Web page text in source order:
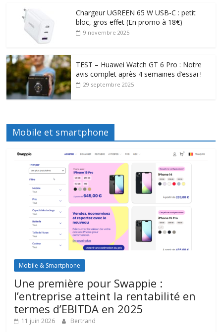
Chargeur UGREEN 65 W USB-C : petit
bloc, gros effet (En promo à 18€)
9 novembre 2025
TEST – Huawei Watch GT 6 Pro : Notre
avis complet après 4 semaines d’essai !
29 septembre 2025
Mobile et smartphone
Mobile & Smartphone
Une première pour Swappie :
l’entreprise atteint la rentabilité en
termes d’EBITDA en 2025
11 juin 2026 Bertrand